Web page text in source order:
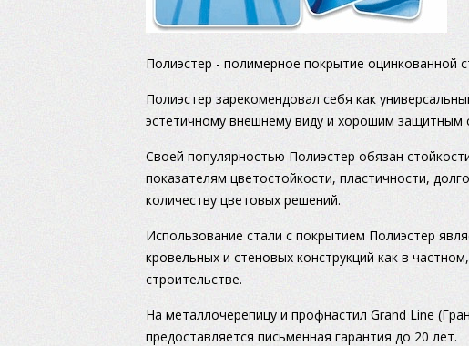
Полиэстер - полимерное покрытие оцинкованной
Полиэстер зарекомендовал себя как
эстетичному внешнему виду и хорошим защитным
Своей популярностью Полиэстер обязан
показателям цветостойкости, пластичности,
количеству цветовых решений.
Использование стали с покрытием Полиэстер
кровельных и стеновых конструкций как в
строительстве.
На металлочерепицу и профнастил Grand Line
предоставляется письменная гарантия до 20 лет.